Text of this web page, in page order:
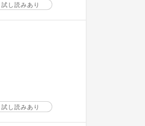
試し読みあり
試し読みあり